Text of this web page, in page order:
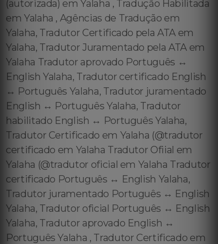
(autorizada) em Yalaha , Tradução Habilitada
em Yalaha , Agências de Tradução em
Yalaha, Tradutor Certificado pela ATA em
Yalaha, Tradutor Juramentado pela ATA em
Yalaha Tradutor aprovado Português ↔️
English Yalaha, Tradutor certificado English
↔️ Português Yalaha, Tradutor juramentado
English ↔️ Português Yalaha, Tradutor
habilitado English ↔️ Português Yalaha,
Tradutor Certificado em Yalaha (@tradutor
certificado em Yalaha Tradutor Ofiial em
Yalaha (@tradutor oficial em Yalaha Tradutor
certificado Português ↔️ English Yalaha,
Tradutor juramentado Português ↔️ English
Yalaha, Tradutor oficial Português ↔️ English
Yalaha, Tradutor aprovado English ↔️
Português Yalaha , Tradutor Certificado em